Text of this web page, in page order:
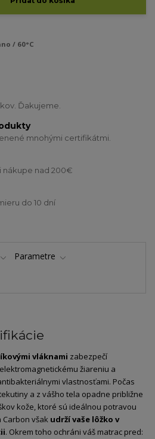
/ 60°C
Ďakujeme.
mnohými certifikátmi.
nákupe nad 200€
do 10 dní
Parametre
vláknami zabezpečí
žiareniu a
vlastnosťami. Počas
a z vášho tela opadne približne
kože, ktoré sú ideálnou potravou
Carbon však udrží vaše lôžko v
. Okrem toho ochráni váš matrac pred: